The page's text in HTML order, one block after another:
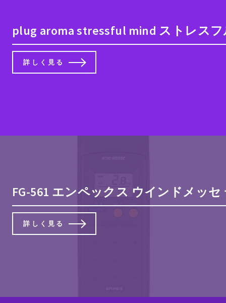
plug aroma stressful mind ストレス
詳しく見る
FG-561 エンペックス ウインドメッ
詳しく見る